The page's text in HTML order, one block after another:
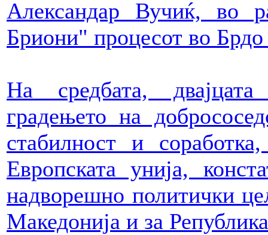
Александар Вучиќ, во
Бриони" процесот во
На средбата, двајцата
градењето на
стабилност и
Европската унија,
надворешно политички
Македонија и за